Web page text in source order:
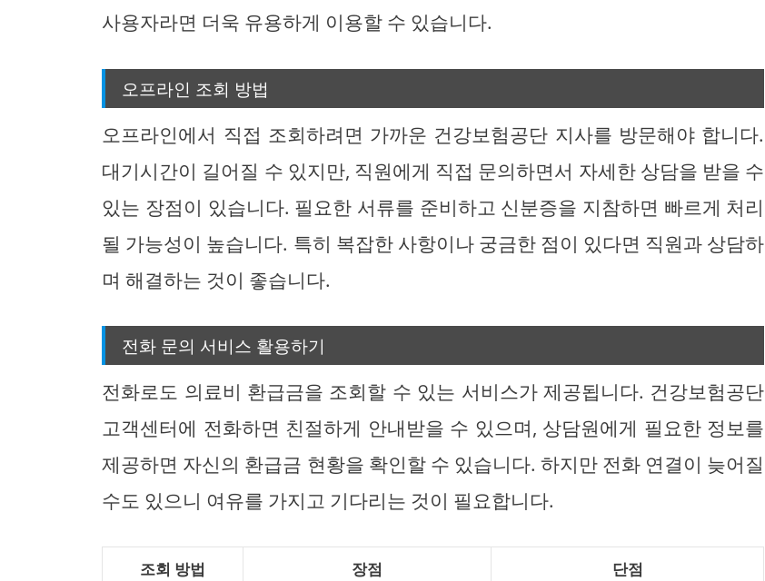
사용자라면 더욱 유용하게 이용할 수 있습니다.
오프라인 조회 방법
오프라인에서 직접 조회하려면 가까운 건강보험공단 지사를 방문해야 합니다.
대기시간이 길어질 수 있지만, 직원에게 직접 문의하면서 자세한 상담을 받을 수
있는 장점이 있습니다. 필요한 서류를 준비하고 신분증을 지참하면 빠르게 처리
될 가능성이 높습니다. 특히 복잡한 사항이나 궁금한 점이 있다면 직원과 상담하
며 해결하는 것이 좋습니다.
전화 문의 서비스 활용하기
전화로도 의료비 환급금을 조회할 수 있는 서비스가 제공됩니다. 건강보험공단
고객센터에 전화하면 친절하게 안내받을 수 있으며, 상담원에게 필요한 정보를
제공하면 자신의 환급금 현황을 확인할 수 있습니다. 하지만 전화 연결이 늦어질
수도 있으니 여유를 가지고 기다리는 것이 필요합니다.
조회 방법 장점 단점